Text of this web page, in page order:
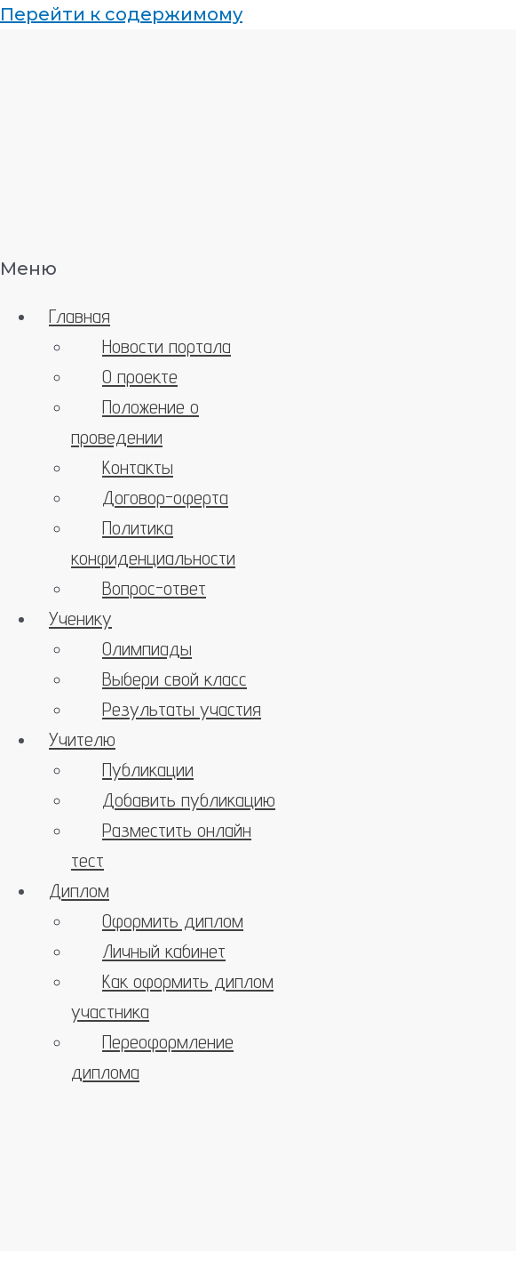
Перейти к содержимому
Меню
Главная
Новости портала
О проекте
Положение о
проведении
Контакты
Договор-оферта
Политика
конфиденциальности
Вопрос-ответ
Ученику
Олимпиады
Выбери свой класс
Результаты участия
Учителю
Публикации
Добавить публикацию
Разместить онлайн
тест
Диплом
Оформить диплом
Личный кабинет
Как оформить диплом
участника
Переоформление
диплома